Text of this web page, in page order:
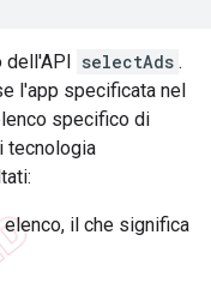
dell'API selectAds .
l'app specificata nel
specifico di
tecnologia
il che significa